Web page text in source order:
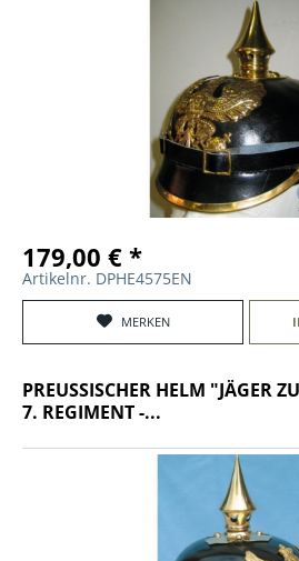
179,00 € *
Artikelnr. DPHE4575EN
MERKEN
PREUSSISCHER HELM "JÄGER
7. REGIMENT -...